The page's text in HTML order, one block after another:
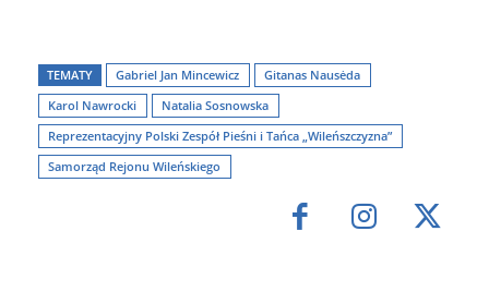
TEMATY Gabriel Jan Mincewicz
Gitanas Nausėda
Karol Nawrocki
Natalia Sosnowska
Reprezentacyjny Polski Zespół Pieśni i Tańca „Wileńszczyzna”
Samorząd Rejonu Wileńskiego